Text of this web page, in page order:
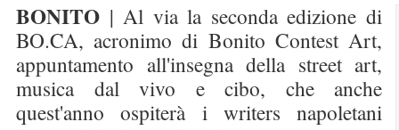
BONITO | Al via la seconda edizione di
BO.CA, acronimo di Bonito Contest Art,
appuntamento all'insegna della street art,
musica dal vivo e cibo, che anche
quest'anno ospiterà i writers napoletani